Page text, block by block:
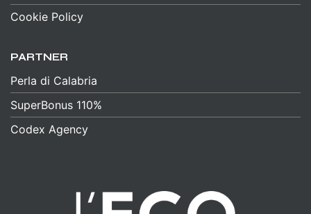
Cookie Policy
PARTNER
Perla di Calabria
SuperBonus 110%
Codex Agency